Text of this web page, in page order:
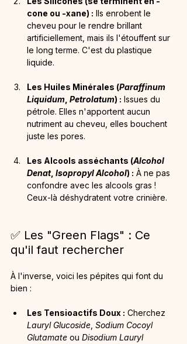
cone ou -xane) : Ils enrobent le
cheveu pour le rendre brillant
artificiellement, mais ils l'étouffent sur
le long terme. C'est du plastique
liquide.
Les Huiles Minérales (Paraffinum
Liquidum Petrolatum) : Issues du
pétrole. Elles n'apportent aucun
nutriment au cheveu, elles bouchent
juste les pores.
Les Alcools asséchants (Alcohol
Denat, Isopropyl Alcohol) : À ne pas
confondre avec les alcools gras !
Ceux-là déshydratent votre crinière.
✅ Les "Green Flags" : Ce
qu'il faut rechercher
À l'inverse, voici les pépites qui font du
bien :
Les Tensioactifs Doux : Cherchez
Lauryl Glucoside Sodium Cocoyl
Glutamate ou Disodium Lauryl